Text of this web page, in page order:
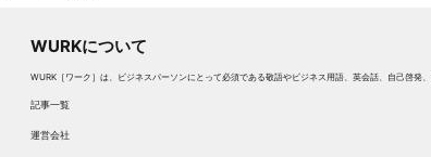
WURKについて
WURK［ワーク］は、ビジネスパーソンにとって必須である敬語やビジネス用語、英会話、自己啓発
記事一覧
運営会社